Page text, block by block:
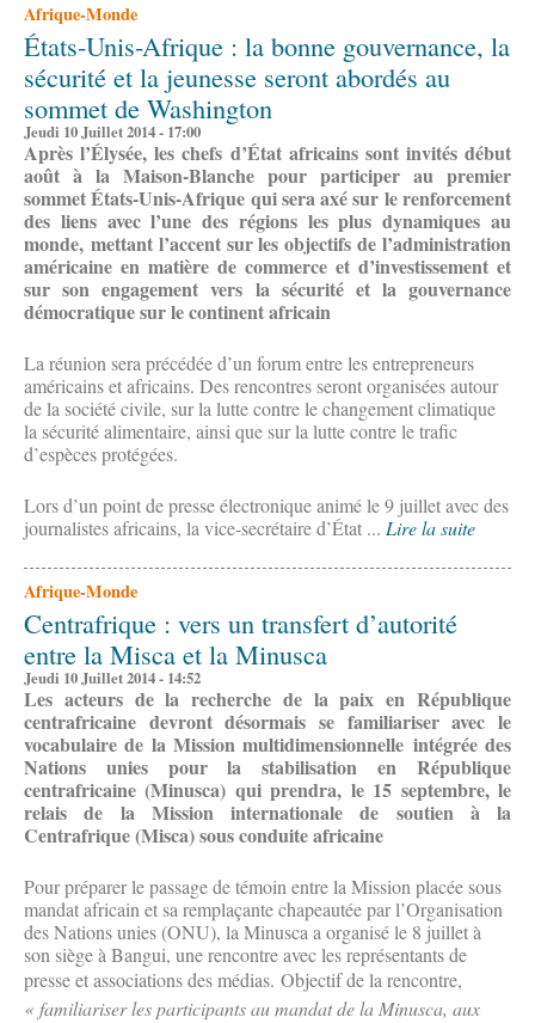
Afrique-Monde
États-Unis-Afrique : la bonne gouvernance, la
sécurité et la jeunesse seront abordés au
sommet de Washington
Jeudi 10 Juillet 2014 - 17:00
Après l’Élysée, les chefs d’État africains sont invités début
août à la Maison-Blanche pour participer au premier
sommet États-Unis-Afrique qui sera axé sur le renforcement
des liens avec l’une des régions les plus dynamiques au
monde, mettant l’accent sur les objectifs de l’administration
américaine en matière de commerce et d’investissement et
sur son engagement vers la sécurité et la gouvernance
démocratique sur le continent africain
La réunion sera précédée d’un forum entre les entrepreneurs
américains et africains. Des rencontres seront organisées autour
de la société civile, sur la lutte contre le changement climatique
la sécurité alimentaire, ainsi que sur la lutte contre le trafic
d’espèces protégées.
Lors d’un point de presse électronique animé le 9 juillet avec des
journalistes africains, la vice-secrétaire d’État ... Lire la suite
Afrique-Monde
Centrafrique : vers un transfert d’autorité
entre la Misca et la Minusca
Jeudi 10 Juillet 2014 - 14:52
Les acteurs de la recherche de la paix en République
centrafricaine devront désormais se familiariser avec le
vocabulaire de la Mission multidimensionnelle intégrée des
Nations unies pour la stabilisation en République
centrafricaine (Minusca) qui prendra, le 15 septembre, le
relais de la Mission internationale de soutien à la
Centrafrique (Misca) sous conduite africaine
Pour préparer le passage de témoin entre la Mission placée sous
mandat africain et sa remplaçante chapeautée par l’Organisation
des Nations unies (ONU), la Minusca a organisé le 8 juillet à
son siège à Bangui, une rencontre avec les représentants de
presse et associations des médias. Objectif de la rencontre,
« familiariser les participants au mandat de la Minusca, aux